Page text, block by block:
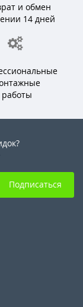
и обмен
14 дней
работы
Подписаться